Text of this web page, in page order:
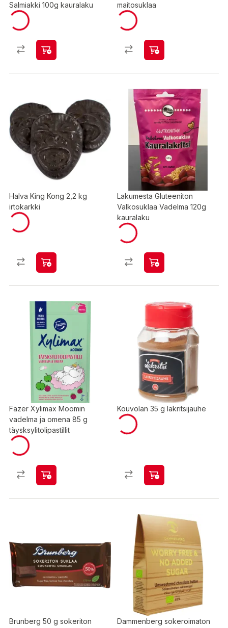
Salmiakki 100g kauralaku
maitosuklaa
Halva King Kong 2,2 kg
irtokarkki
Lakumesta Gluteeniton
Valkosuklaa Vadelma 120g
kauralaku
Fazer Xylimax Moomin
vadelma ja omena 85 g
täysksylitolipastillit
Kouvolan 35 g lakritsijauhe
Brunberg 50 g sokeriton
Dammenberg sokeroimaton